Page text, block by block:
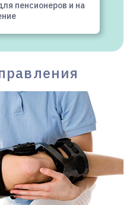
пенсионеров и на